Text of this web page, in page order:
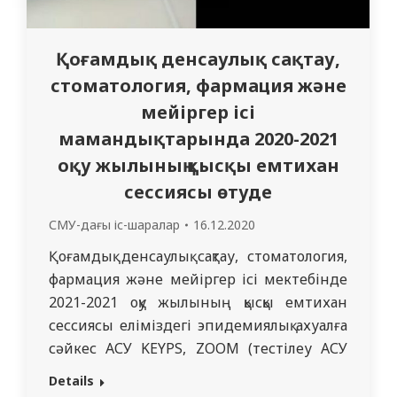
Қоғамдық денсаулық сақтау,
стоматология, фармация және
мейіргер ісі
мамандықтарында 2020-2021
оқу жылының қысқы емтихан
сессиясы өтуде
СМУ-дағы іс-шаралар 16.12.2020
Қоғамдық денсаулық сақтау, стоматология,
фармация және мейіргер ісі мектебінде
2021-2021 оқу жылының қысқы емтихан
сессиясы еліміздегі эпидемиялық ахуалға
сәйкес АСУ KEYPS, ZOOM (тестілеу АСУ
KEYPS, құрылымдық ауызша емтихан,
Details